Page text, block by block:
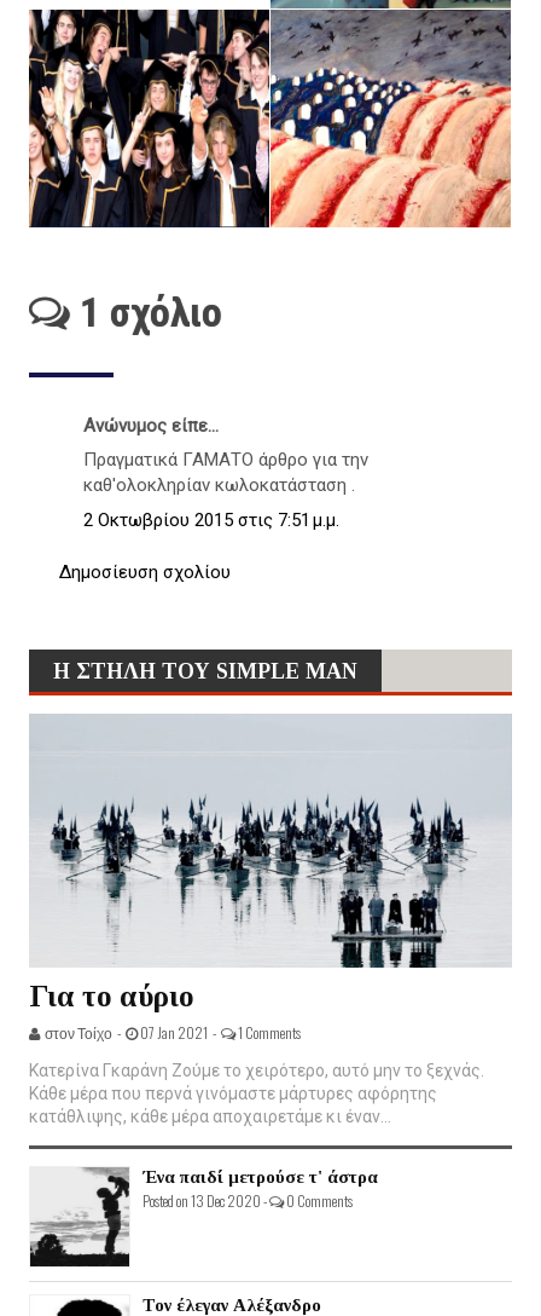
1 σχόλιο
Ανώνυμος είπε...
Πραγματικά ΓΑΜΑΤΟ άρθρο για την
καθ'ολοκληρίαν κωλοκατάσταση .
2 Οκτωβρίου 2015 στις 7:51 μ.μ.
Δημοσίευση σχολίου
Η ΣΤΗΛΗ ΤΟΥ SIMPLE MAN
Για το αύριο
στον Τοίχο - 07 Jan 2021 - 1 Comments
Κατερίνα Γκαράνη Ζούμε το χειρότερο, αυτό μην το ξεχνάς.
Κάθε μέρα που περνά γινόμαστε μάρτυρες αφόρητης
κατάθλιψης, κάθε μέρα αποχαιρετάμε κι έναν...
Ένα παιδί μετρούσε τ' άστρα
Posted on 13 Dec 2020 - 0 Comments
Τον έλεγαν Αλέξανδρο